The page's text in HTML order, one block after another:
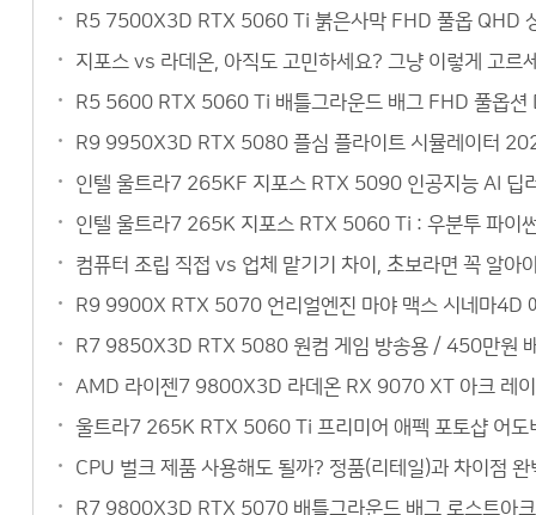
R5 7500X3D RTX 5060 Ti 붉은사막 FHD 풀옵 QHD
지포스 vs 라데온, 아직도 고민하세요? 그냥 이렇게 고
R5 5600 RTX 5060 Ti 배틀그라운드 배그 FHD 풀옵션
R9 9950X3D RTX 5080 플심 플라이트 시뮬레이터
인텔 울트라7 265KF 지포스 RTX 5090 인공지능 AI 딥
인텔 울트라7 265K 지포스 RTX 5060 Ti : 우분투 파이
컴퓨터 조립 직접 vs 업체 맡기기 차이, 초보라면 꼭 알아
R9 9900X RTX 5070 언리얼엔진 마야 맥스 시네마4D
R7 9850X3D RTX 5080 원컴 게임 방송용 / 450만원
AMD 라이젠7 9800X3D 라데온 RX 9070 XT 아크 레
울트라7 265K RTX 5060 Ti 프리미어 애펙 포토샵 어도
CPU 벌크 제품 사용해도 될까? 정품(리테일)과 차이점
R7 9800X3D RTX 5070 배틀그라운드 배그 로스트아